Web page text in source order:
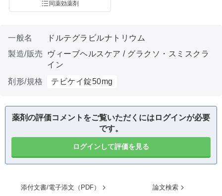
同薬効薬剤
一般名
ドルテグラビルナトリウム
製造/販売
ヴィーブヘルスケア / グラクソ・スミスクラ
イン
剤形/規格
テビケイ錠50mg
薬剤の評価コメントをご覧いただくにはログインが必要
です。
ログインして評価を見る
添付文書/電子添文（PDF） 論文検索